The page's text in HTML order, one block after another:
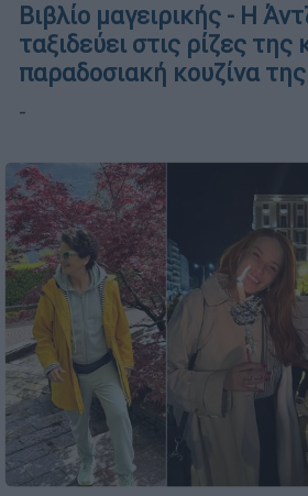
Βιβλίο μαγειρικής - Η
ταξιδεύει στις ρίζες της
παραδοσιακή κουζίνα
-